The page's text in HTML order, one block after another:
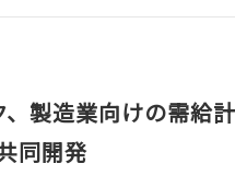
製造業向けの需給
同開発